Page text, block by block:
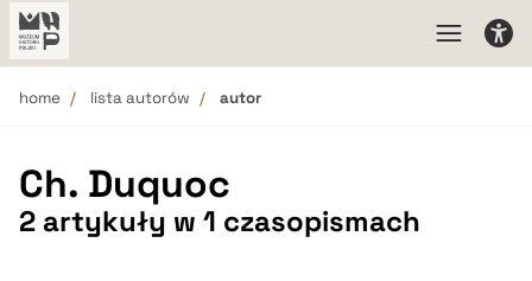
home lista autorów autor
Ch. Duquoc
2 artykuły w 1 czasopismach